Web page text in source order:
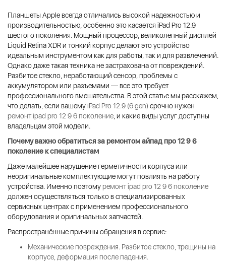
Планшеты Apple всегда отличались высокой надежностью и
производительностью, особенно это касается iPad Pro 12.9
шестого поколения. Мощный процессор, великолепный дисплей
Liquid Retina XDR и тонкий корпус делают это устройство
идеальным инструментом как для работы, так и для развлечений.
Однако даже такая техника не застрахована от повреждений.
Разбитое стекло, неработающий сенсор, проблемы с
аккумулятором или разъемами — все это требует
профессионального вмешательства. В этой статье мы расскажем,
что делать, если вашемуiPad Pro 12.9 (6 gen) срочно нужен
ремонт ipad pro 12 9 6 поколение , и какие виды услуг доступны
владельцам этой модели.
Почему важно обратиться заремонтом айпад про 12 9 6
поколениек специалистам
Даже малейшее нарушение герметичности корпуса или
неоригинальные комплектующие могут повлиять на работу
устройства. Именно поэтому ремонт ipad pro 12 9 6 поколение
должен осуществляться только в специализированных
сервисных центрах с применением профессионального
оборудования и оригинальных запчастей.
Распространённые причины обращения в сервис:
Механические повреждения. Разбитое стекло, трещины на
корпусе, деформация после падения.